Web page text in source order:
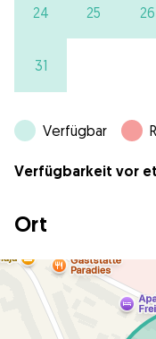
24 25 26
31
Verfügbar
Verfügbarkeit vor
Ort